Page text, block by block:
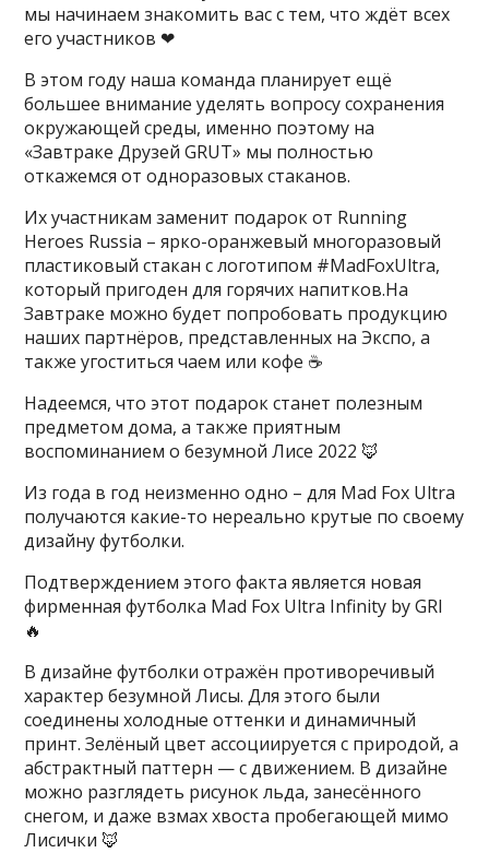
мы начинаем знакомить вас с тем, что ждёт всех
его участников ❤
В этом году наша команда планирует ещё
большее внимание уделять вопросу сохранения
окружающей среды, именно поэтому на
«Завтраке Друзей GRUT» мы полностью
откажемся от одноразовых стаканов.
Их участникам заменит подарок от Running
Heroes Russia – ярко-оранжевый многоразовый
пластиковый стакан с логотипом #MadFoxUltra,
который пригоден для горячих напитков.На
Завтраке можно будет попробовать продукцию
наших партнёров, представленных на Экспо, а
также угоститься чаем или кофе ☕
Надеемся, что этот подарок станет полезным
предметом дома, а также приятным
воспоминанием о безумной Лисе 2022 🦊
Из года в год неизменно одно – для Mad Fox Ultra
получаются какие-то нереально крутые по своему
дизайну футболки.
Подтверждением этого факта является новая
фирменная футболка Mad Fox Ultra Infinity by GRI
🔥
В дизайне футболки отражён противоречивый
характер безумной Лисы. Для этого были
соединены холодные оттенки и динамичный
принт. Зелёный цвет ассоциируется с природой, а
абстрактный паттерн — с движением. В дизайне
можно разглядеть рисунок льда, занесённого
снегом, и даже взмах хвоста пробегающей мимо
Лисички 🦊